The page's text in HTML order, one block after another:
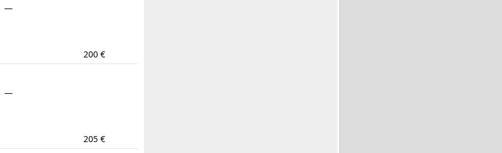
—
200 €
—
205 €